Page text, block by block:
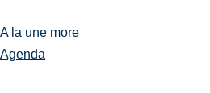
A la une more
Agenda